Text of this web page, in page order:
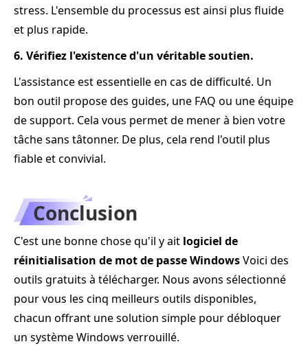
stress. L'ensemble du processus est ainsi plus fluide
et plus rapide.
6. Vérifiez l'existence d'un véritable soutien.
L'assistance est essentielle en cas de difficulté. Un
bon outil propose des guides, une FAQ ou une équipe
de support. Cela vous permet de mener à bien votre
tâche sans tâtonner. De plus, cela rend l'outil plus
fiable et convivial.
Conclusion
C'est une bonne chose qu'il y ait logiciel de
réinitialisation de mot de passe WindowsVoici des
outils gratuits à télécharger. Nous avons sélectionné
pour vous les cinq meilleurs outils disponibles,
chacun offrant une solution simple pour débloquer
un système Windows verrouillé.